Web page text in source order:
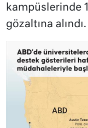
kampüslerinde
gözaltına alındı.